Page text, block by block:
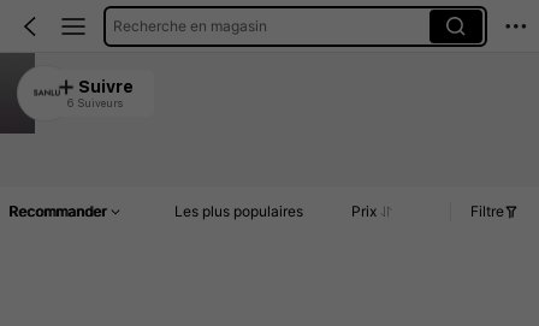
Recherche en magasin
SANLU
5.00
Suivre
6 Suiveurs
Recommander Les plus populaires Prix Filtre